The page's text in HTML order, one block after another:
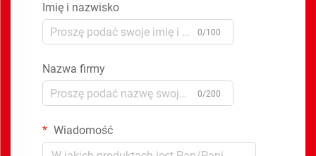
Imię i nazwisko
0/100
Nazwa firmy
0/200
Wiadomość